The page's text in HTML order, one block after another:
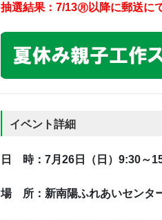
抽選結果：7/13㊊以降に郵送に
イベント詳細
日 時：7月26日（日）9:30～
場 所：新南陽ふれあいセンタ